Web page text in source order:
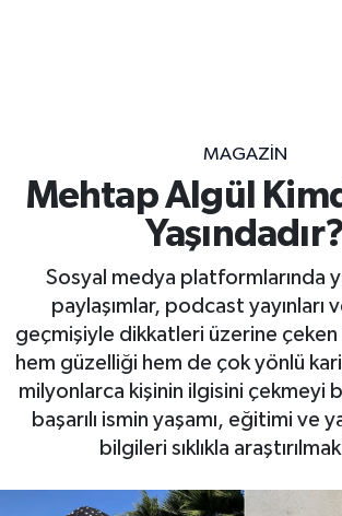
MAGAZİN
Mehtap Algül
Yaşındadır?
Sosyal medya platformlarında
paylaşımlar, podcast yayınları
geçmişiyle dikkatleri üzerine
hem güzelliği hem de çok yönlü
milyonlarca kişinin ilgisini çekmeyi
başarılı ismin yaşamı, eğitimi ve
bilgileri sıklıkla